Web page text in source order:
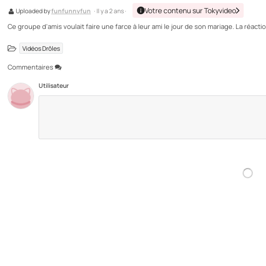
Uploaded byfunfunnyfun · Il y a 2 ans · Votre contenu sur Tokyvideo
Ce groupe d'amis voulait faire une farce à leur ami le jour de son mariage. La
Vidéos Drôles
Commentaires
Utilisateur